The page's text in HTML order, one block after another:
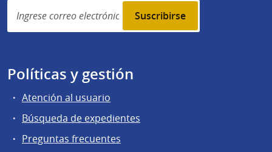
Simplenews
subscription
Políticas y gestión
Atención al usuario
Búsqueda de expedientes
Preguntas frecuentes